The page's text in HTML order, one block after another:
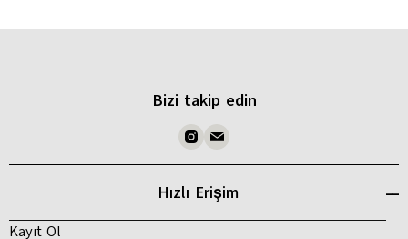
Bizi takip edin
Hızlı Erişim
Kayıt Ol